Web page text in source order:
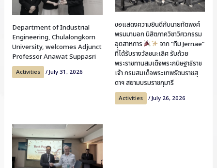
Department of Industrial
Engineering, Chulalongkorn
University, welcomes Adjunct
Professor Anawat Suppasri
Activities /July 31, 2026
ขอแสดงความยินดีกับนายทัตพงศ์
พรมมานอก นิสิตภาควิชาวิศวกรรม
อุตสาหการ
จาก “ทีม Jernae”
ที่ได้รับรางวัลชนะเลิศ รับถ้วย
พระราชทานสมเด็จพระกนิษฐาธิราช
เจ้า กรมสมเด็จพระเทพรัตนราชสุ
ดาฯ สยามบรมราชกุมารี
Activities /July 26, 2026